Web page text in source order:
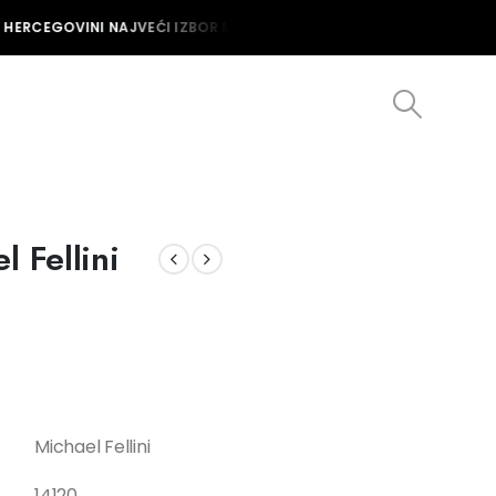
NAJVEĆI IZBOR MUŠKIH I ŽENSKIH SATOVA U
Fellini
Michael Fellini